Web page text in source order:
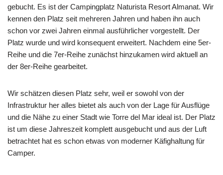
gebucht. Es ist der Campingplatz Naturista Resort Almanat. Wir
kennen den Platz seit mehreren Jahren und haben ihn auch
schon vor zwei Jahren einmal ausführlicher vorgestellt. Der
Platz wurde und wird konsequent erweitert. Nachdem eine 5er-
Reihe und die 7er-Reihe zunächst hinzukamen wird aktuell an
der 8er-Reihe gearbeitet.
Wir schätzen diesen Platz sehr, weil er sowohl von der
Infrastruktur her alles bietet als auch von der Lage für Ausflüge
und die Nähe zu einer Stadt wie Torre del Mar ideal ist. Der Platz
ist um diese Jahreszeit komplett ausgebucht und aus der Luft
betrachtet hat es schon etwas von moderner Käfighaltung für
Camper.